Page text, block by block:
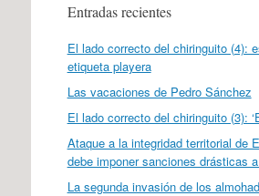
Entradas recientes
El lado correcto del chiringuito (4):
etiqueta playera
Las vacaciones de Pedro Sánchez
El lado correcto del chiringuito (3):
Ataque a la integridad territorial de
debe imponer sanciones drásticas
La segunda invasión de los